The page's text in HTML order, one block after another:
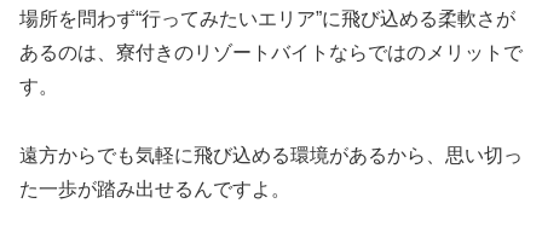
場所を問わず“行ってみたいエリア”に飛び込める柔軟さが
あるのは、寮付きのリゾートバイトならではのメリットで
す。
遠方からでも気軽に飛び込める環境があるから、思い切っ
た一歩が踏み出せるんですよ。